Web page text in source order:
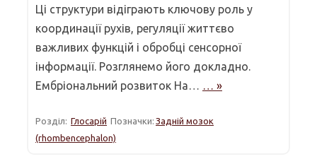
Ці структури відіграють ключову роль у
координації рухів, регуляції життєво
важливих функцій і обробці сенсорної
інформації. Розглянемо його докладно.
Ембріональний розвиток На… … »
Розділ: Глосарій Позначки: Задній мозок
(rhombencephalon)